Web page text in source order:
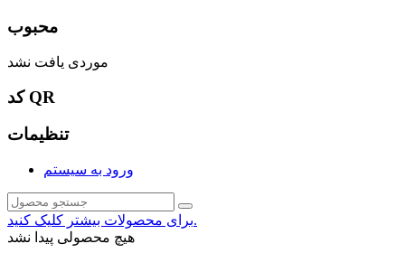
محبوب
موردی یافت نشد
کد QR
تنظیمات
ورود به سیستم
برای محصولات بیشتر کلیک کنید.
هیچ محصولی پیدا نشد